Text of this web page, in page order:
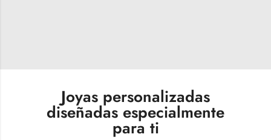
Joyas personalizadas
diseñadas especialmente
para ti